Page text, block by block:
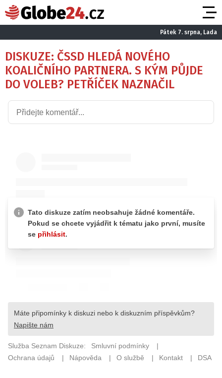
Pátek 7. srpna, Lada
DISKUZE: ČSSD HLEDÁ NOVÉHO
KOALIČNÍHO PARTNERA. S KÝM PŮJDE
DO VOLEB? PETŘÍČEK NAZNAČIL